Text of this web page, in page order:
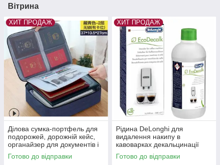
Вітрина
ХИТ ПРОДАЖ
Ділова сумка-портфель для
подорожей, дорожній кейс,
органайзер для документів і
гаджетів.
Готово до відправки
ХИТ ПРОДАЖ
Рідина DeLonghi для
видалення накипу в
кавоварках декальцинації
500 мл Ecodecalk
(DLSC500/SER3018)5513296
Готово до відправки